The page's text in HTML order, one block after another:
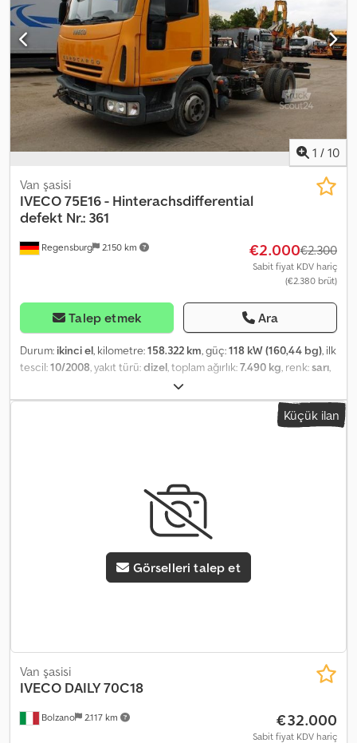
1 / 10
Regensburg 2.150 km
Van şasisi
IVECO75E16 - Hinterachsdifferential
defekt Nr.: 361
€2.000€2.300
Sabit fiyat KDV hariç
(€2.380 brüt)
Talep etmek Ara
Durum: ikinci el, kilometre:158.322 km, güç:118 kW (160,44 bg), ilk
tescil:10/2008 , yakıt türü:dizel , toplam ağırlık:7.490 kg , renk:sarı
, emisyon sınıfı:
yaptı, klima, park ısıtıcısı, Araç Kimlik Numarası:
ZCFA75B0302541361 Arka aks diferansiyeli arızalı Manuel Şanzıman
bağlantısı Otomobil römork bağlantısı Lastikler: 235/75 R 17,5 Yedek
lastikli yedek lastik tutucu Değişiklik, ara satış ve hata hakkı saklıdır.
Açıklama, aracın genel tanımlamasına hizmet eder ve satış
hukukuna göre bir garanti teşkil etmez. Satın alma
sözleşmesindeki açıklama esas alınır. Dedpfjyx N Eaox Acfowa
Teklifimiz genel olarak yeni TÜV muayenesi olmadan geçerlidir.
Yeni bir TÜV muayenesi istenirse, partner atölyelerimizden bir
Küçük ilan
Görselleri talep et
Bolzano 2.117 km
Van şasisi
IVECO DAILY 70C18
€32.000
Sabit fiyat KDV hariç